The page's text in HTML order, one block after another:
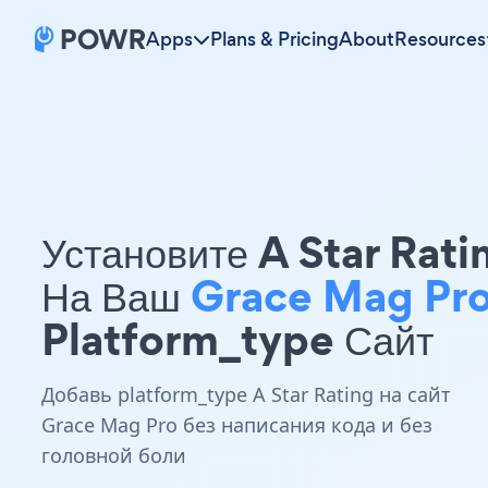
Apps Plans & PricingAboutResources
Установите A Star
На Ваш Grace Mag
Platform_type Сайт
Добавь platform_type A Star Rating на сайт
Grace Mag Pro без написания кода и без
головной боли